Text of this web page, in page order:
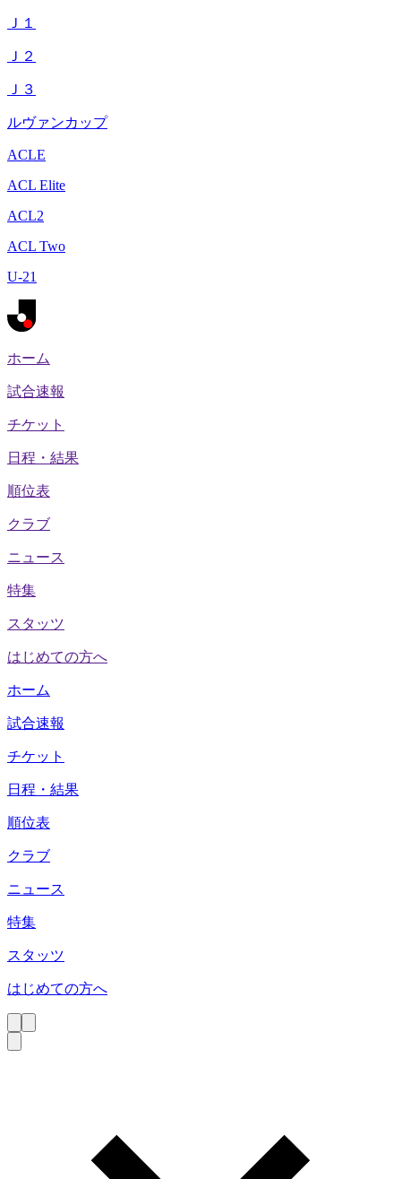
Ｊ１
Ｊ２
Ｊ３
ルヴァンカップ
ACLE
ACL Elite
ACL2
ACL Two
U-21
ホーム
試合速報
チケット
日程・結果
順位表
クラブ
ニュース
特集
スタッツ
はじめての方へ
ホーム
試合速報
チケット
日程・結果
順位表
クラブ
ニュース
特集
スタッツ
はじめての方へ